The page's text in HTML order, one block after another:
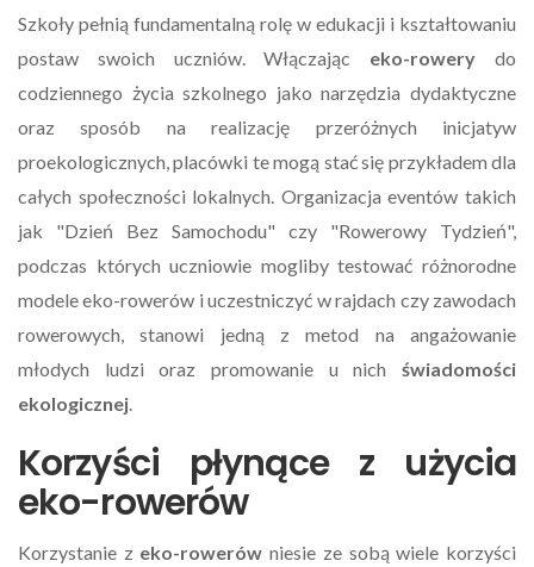
Szkoły pełnią fundamentalną rolę w edukacji i kształtowaniu
postaw swoich uczniów. Włączając eko-rowery do
codziennego życia szkolnego jako narzędzia dydaktyczne
oraz sposób na realizację przeróżnych inicjatyw
proekologicznych, placówki te mogą stać się przykładem dla
całych społeczności lokalnych. Organizacja eventów takich
jak "Dzień Bez Samochodu" czy "Rowerowy Tydzień",
podczas których uczniowie mogliby testować różnorodne
modele eko-rowerów i uczestniczyć w rajdach czy zawodach
rowerowych, stanowi jedną z metod na angażowanie
młodych ludzi oraz promowanie u nich świadomości
ekologicznej.
Korzyści płynące z użycia
eko-rowerów
Korzystanie z eko-rowerów niesie ze sobą wiele korzyści